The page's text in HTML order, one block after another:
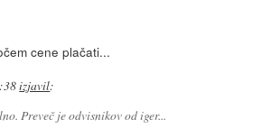
cene plačati...
izjavil:
Preveč je odvisnikov od iger...